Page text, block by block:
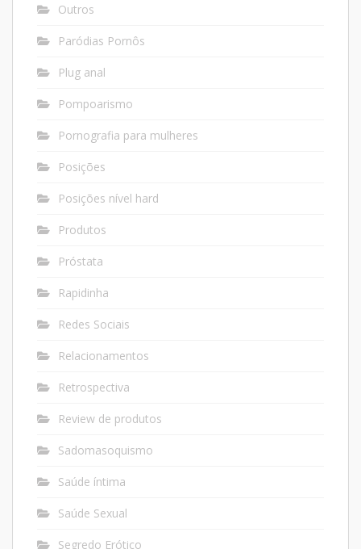
Outros
Paródias Pornôs
Plug anal
Pompoarismo
Pornografia para mulheres
Posições
Posições nível hard
Produtos
Próstata
Rapidinha
Redes Sociais
Relacionamentos
Retrospectiva
Review de produtos
Sadomasoquismo
Saúde íntima
Saúde Sexual
Segredo Erótico